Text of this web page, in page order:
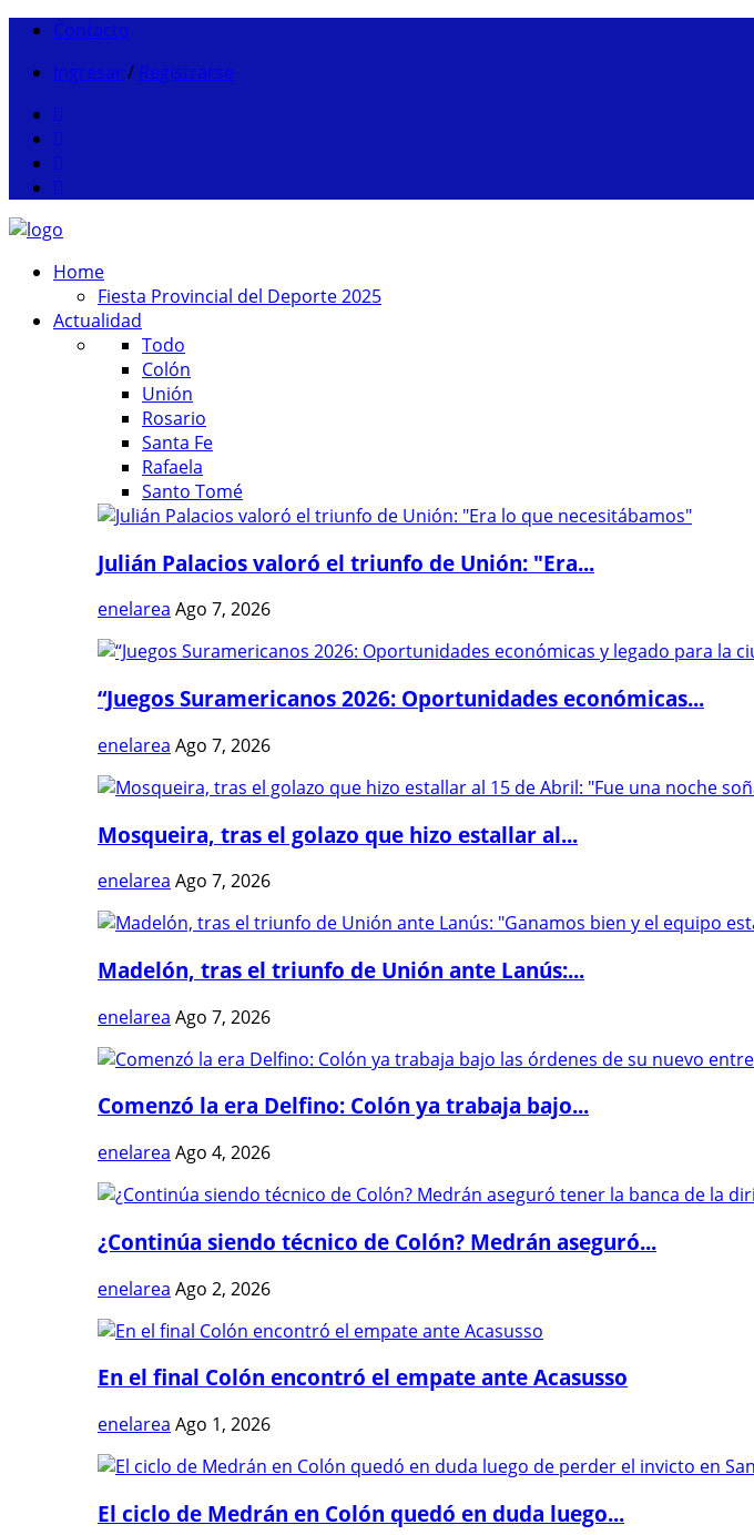
Contacto
Ingresar / Registrarse
Home
Fiesta Provincial del Deporte 2025
Actualidad
Todo
Colón
Unión
Rosario
Santa Fe
Rafaela
Santo Tomé
Julián Palacios valoró el triunfo de Unión: "Era...
enelarea Ago 7, 2026
“Juegos Suramericanos 2026: Oportunidades económicas...
enelarea Ago 7, 2026
Mosqueira, tras el golazo que hizo estallar al...
enelarea Ago 7, 2026
Madelón, tras el triunfo de Unión ante Lanús:...
enelarea Ago 7, 2026
Comenzó la era Delfino: Colón ya trabaja bajo...
enelarea Ago 4, 2026
¿Continúa siendo técnico de Colón? Medrán aseguró...
enelarea Ago 2, 2026
En el final Colón encontró el empate ante Acasusso
enelarea Ago 1, 2026
El ciclo de Medrán en Colón quedó en duda luego...